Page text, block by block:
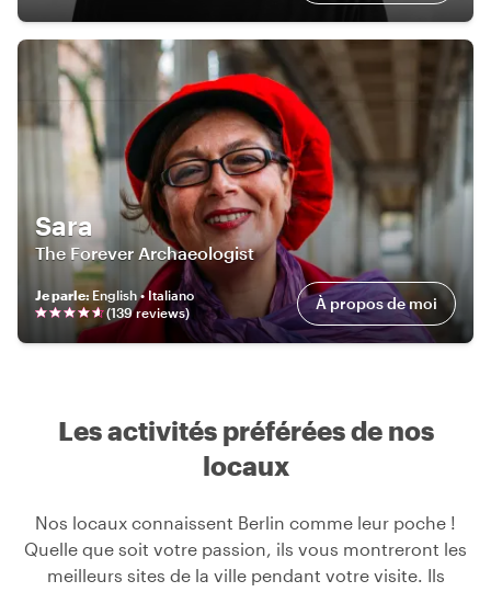
Sara
The Forever Archaeologist
Je parle: English • Italiano
(139reviews) À propos de moi
Les activités préférées de nos
locaux
Nos locaux connaissent Berlin comme leur poche !
Quelle que soit votre passion, ils vous montreront les
meilleurs sites de la ville pendant votre visite. Ils